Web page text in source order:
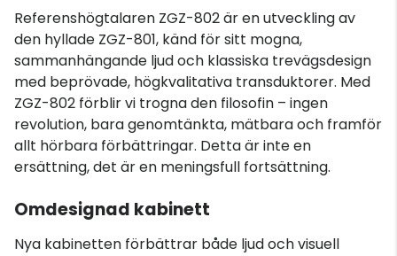
Referenshögtalaren ZGZ-802 är en utveckling av
den hyllade ZGZ-801, känd för sitt mogna,
sammanhängande ljud och klassiska trevägsdesign
med beprövade, högkvalitativa transduktorer. Med
ZGZ-802 förblir vi trogna den filosofin – ingen
revolution, bara genomtänkta, mätbara och framför
allt hörbara förbättringar. Detta är inte en
ersättning, det är en meningsfull fortsättning.
Omdesignad kabinett
Nya kabinetten förbättrar både ljud och visuell